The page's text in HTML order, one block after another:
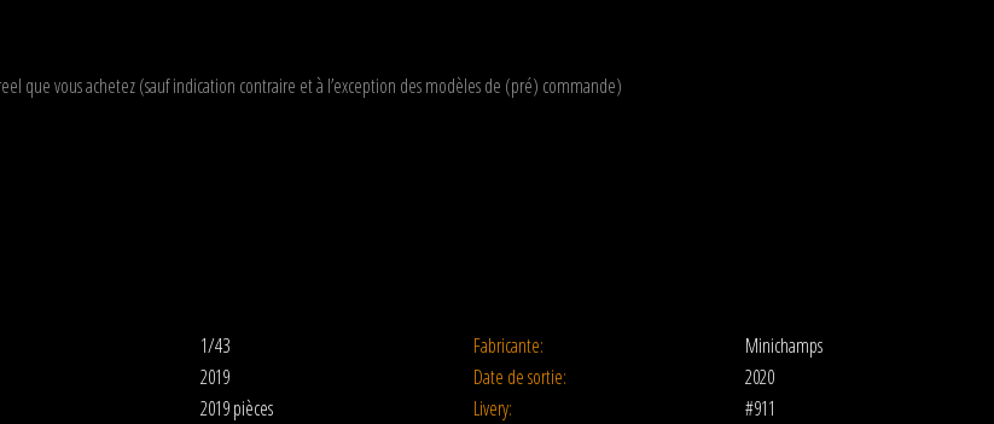
que vous achetez (sauf indication contraire et à l’exception des modèles de (pré) commande)
1/43 Fabricante:
Minichamps
2019 Date de sortie:
2020
2019 pièces Livery:
#911